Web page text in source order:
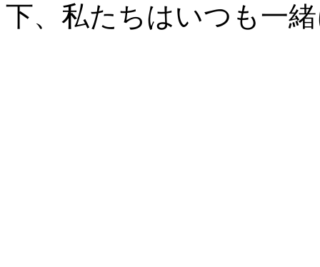
下、私たちはいつも一